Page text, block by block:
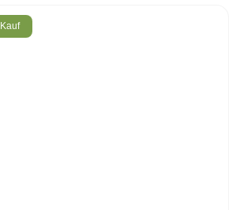
Kauf